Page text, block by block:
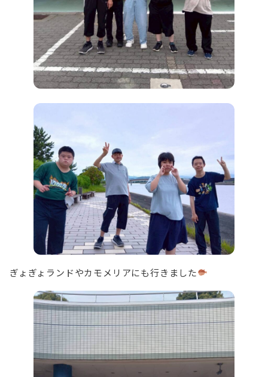
ぎょぎょランドやカモメリアにも行きました